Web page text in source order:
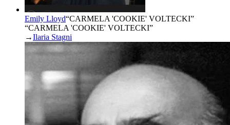
Emily Lloyd“CARMELA 'COOKIE' VOLTECKI”
“CARMELA 'COOKIE' VOLTECKI”
→Ilaria Stagni